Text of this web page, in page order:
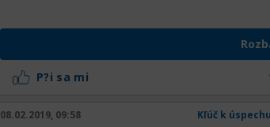
P?i sa mi
08.02.2019, 09:58 Kľúč k úspechu